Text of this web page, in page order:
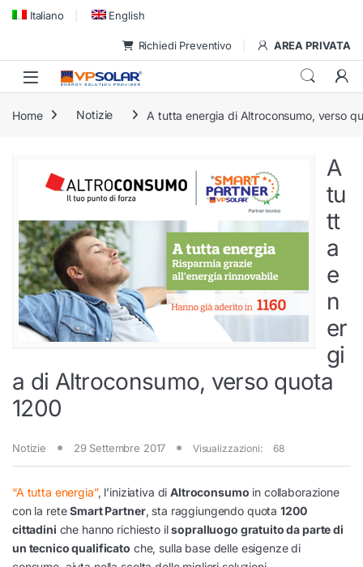
Skip to navigation
Skip to content
Italiano English
Richiedi Preventivo AREA PRIVATA
Home Notizie A tutta energia di Altroconsumo, verso
A
tu
tt
a
e
n
er
gi
a di Altroconsumo, verso quota
1200
Notizie 29 Settembre 2017 Visualizzazioni: 68
“A tutta energia”, l’iniziativa diAltroconsumo in collaborazione
con la reteSmart Partner, sta raggiungendo quota1200
cittadini che hanno richiesto ilsopralluogo gratuito da parte di
un tecnico qualificato che, sulla base delle esigenze di